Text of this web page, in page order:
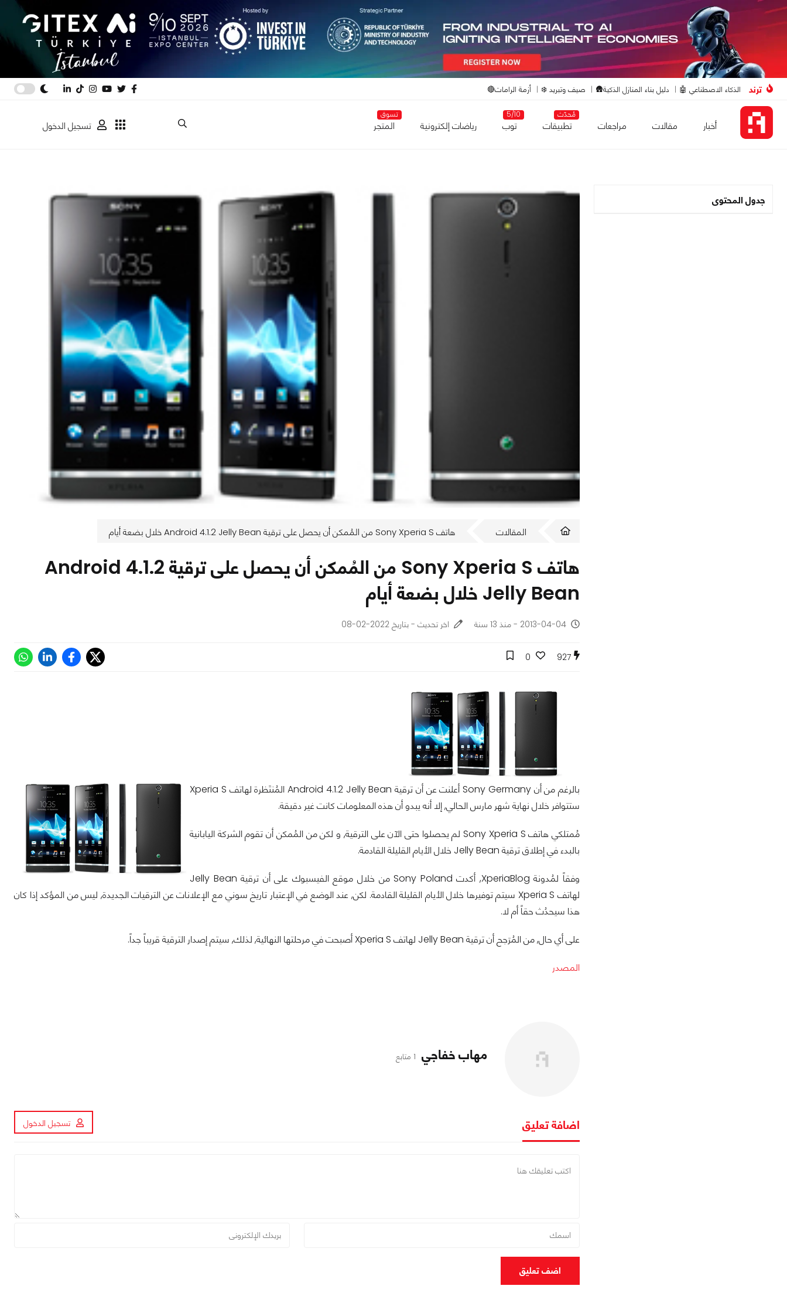
ترند الذكاء الاصطناعي 🤖 دليل بناء المنازل الذكية🛖 صيف وتبريد ❄️ أزمة الرامات🔴
أخبار مقالات مراجعات
مُحدّث
تطبيقات
5/10
توب رياضات إلكترونية
تسوق
المتجر تسجيل الدخول
جدول المحتوى
المقالات هاتف Sony Xperia S من المُمكن أن يحصل على ترقية Android 4.1.2 Jelly Bean خلال بضعة أيام
هاتف Sony Xperia S من المُمكن أن يحصل على ترقية Android 4.1.2
Jelly Bean خلال بضعة أيام
2013-04-04 - منذ 13 سنة اخر تحديث - بتاريخ 2022-02-08
927
0
بالرغم من أن Sony Germany أعلنت عن أن ترقية Android 4.1.2 Jelly Bean المُنتَظرة لهاتف Xperia S
ستتوافر خلال نهاية شهر مارس الحالي, إلا أنه يبدو أن هذه المعلومات كانت غير دقيقة.
مُمتلكي هاتف Sony Xperia S لم يحصلوا حتى الآن على الترقية, و لكن من المُمكن أن تقوم الشركة اليابانية
بالبدء في إطلاق ترقية Jelly Bean خلال الأيام القليلة القادمة.
وفقاً لمُدونة XperiaBlog, أكدت Sony Poland من خلال موقع الفيسبوك على أن ترقية Jelly Bean
لهاتف Xperia S سيتم توفيرها خلال الأيام القليلة القادمة. لكن, عند الوضع في الإعتبار تاريخ سوني مع الإعلانات عن الترقيات الجديدة, ليس من المؤكد إذا كان
هذا سيحدُث حقاً أم لا.
على أي حال, من المُرَجح أن ترقية Jelly Bean لهاتف Xperia S أصبحت في مرحلتها النهائية, لذلك, سيتم إصدار الترقية قريباً جداً.
المصدر
مهاب خفاجي 1 متابع
اضافة تعليق تسجيل الدخول
اضف تعليق